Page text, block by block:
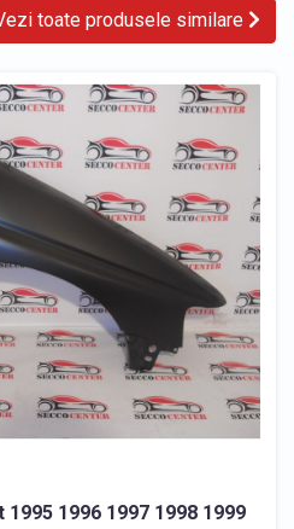
toate produsele similare
1996 1997 1998 1999